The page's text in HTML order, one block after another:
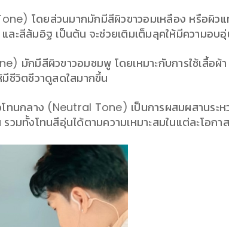
โดยส่วนมากมักมีสีผิวขาวอมเหลือง หรือผิวแท
ละสีส้มอิฐ เป็นต้น จะช่วยเติมเต็มลุคให้มีความอ
มักมีสีผิวขาวอมชมพู โดยเหมาะกับการใช้เสื้อผ้
มีชีวิตชีวาดูสดใสมากขึ้น
นกลาง (Neutral Tone) เป็นการผสมผสานระหว่
วมทั้งโทนสีอุ่นได้ตามความเหมาะสมในแต่ละโอกาส